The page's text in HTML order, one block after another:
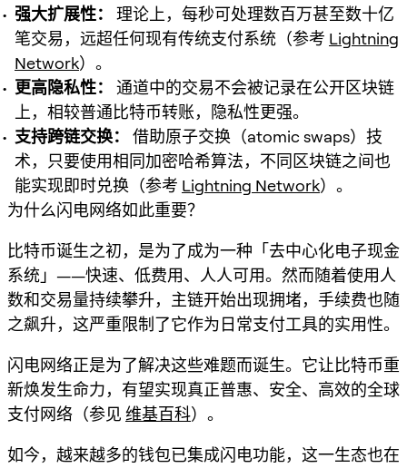
强大扩展性：
理论上，每秒可处理数百万甚至数十亿
笔交易，远超任何现有传统支付系统（参考 Lightning
Network）。
更高隐私性：
通道中的交易不会被记录在公开区块链
上，相较普通比特币转账，隐私性更强。
支持跨链交换：
借助原子交换（atomic swaps）技
术，只要使用相同加密哈希算法，不同区块链之间也
能实现即时兑换（参考 Lightning Network）。
为什么闪电网络如此重要？
比特币诞生之初，是为了成为一种「去中心化电子现金
系统」——快速、低费用、人人可用。然而随着使用人
数和交易量持续攀升，主链开始出现拥堵，手续费也随
之飙升，这严重限制了它作为日常支付工具的实用性。
闪电网络正是为了解决这些难题而诞生。它让比特币重
新焕发生命力，有望实现真正普惠、安全、高效的全球
支付网络（参见 维基百科）。
如今，越来越多的钱包已集成闪电功能，这一生态也在